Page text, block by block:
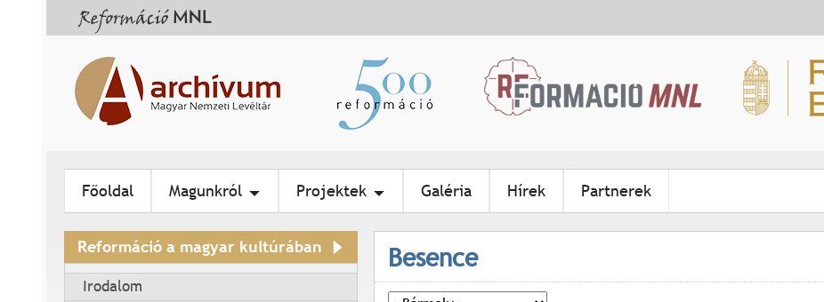
Főoldal Magunkról Projektek Galéria Hírek Partnerek
Reformáció a magyar kultúrában
Irodalom
Besence